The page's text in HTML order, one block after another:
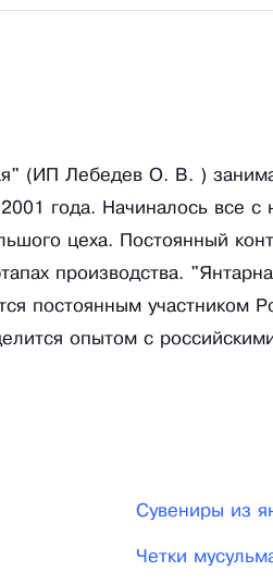
(ИП Лебедев О. В. )
года. Начиналось все с
цеха. Постоянный
производства.
постоянным участником
опытом с
Сувениры из
Четки